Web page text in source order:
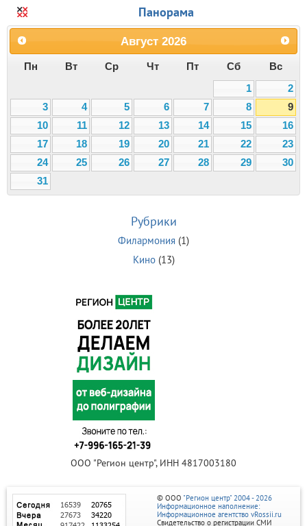
Панорама
Август 2026
Пн Вт Ср Чт Пт Сб
Вс
1
2
3
4 5 6 7 8
9
10
11 12 13 14 15
16
17
18 19 20 21 22
23
24
25 26 27 28 29
30
31
Рубрики
Филармония (1)
Кино(13)
ООО "Регион центр", ИНН 4817003180
© ООО "Регион центр" 2004 - 2026
Информационное наполнение:
Информационное агентство vRossii.ru
Свидетельство о регистрации СМИ